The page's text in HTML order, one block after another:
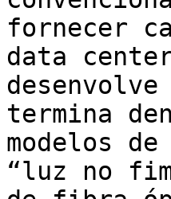
fornecer
data
termina
modelos
“luz no